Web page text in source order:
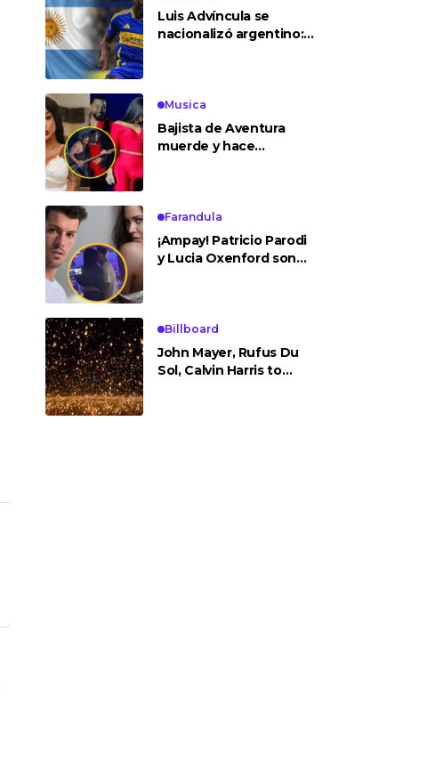
Luis Advíncula se
nacionalizó argentino:
Musica
Bajista de Aventura
muerde y hace
Farandula
¡Ampay! Patricio Parodi
y Lucia Oxenford son
Billboard
John Mayer, Rufus Du
Sol, Calvin Harris to